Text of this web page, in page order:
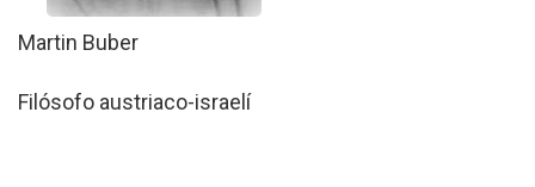
Martin Buber
Filósofo austriaco-israelí